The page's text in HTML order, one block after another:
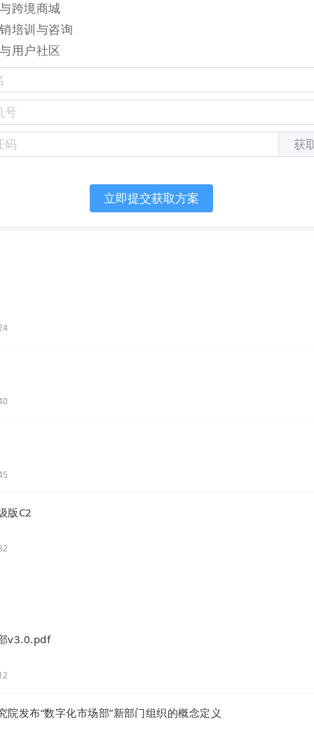
跨境商城
培训与咨询
用户社区
获
立即提交获取方案
版C2
v3.0.pdf
院发布“数字化市场部”新部门组织的概念定义